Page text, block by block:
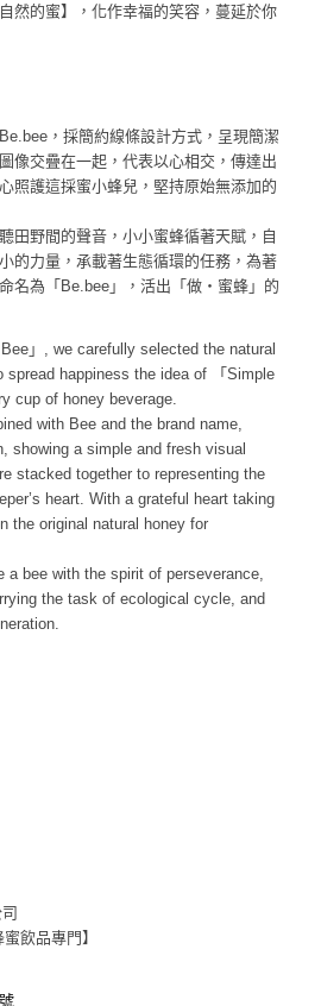
然的蜜】，化作幸福的笑容，蔓延於你
，採簡約線條設計方式，呈現簡潔
像交疊在一起，代表以心相交，傳達出
照護這採蜜小蜂兒，堅持原始無添加的
田野間的聲音，小小蜜蜂循著天賦，自
的力量，承載著生態循環的任務，為著
名為「Be.bee」，活出「做‧蜜蜂」的
」, we carefully selected the natural
spread happiness the idea of 「Simple
cup of honey beverage.
with Bee and the brand name,
showing a simple and fresh visual
stacked together to representing the
heart. With a grateful heart taking
the original natural honey for
a bee with the spirit of perseverance,
the task of ecological cycle, and
飲品專門】